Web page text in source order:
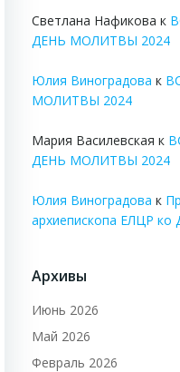
Светлана Нафикова к
ДЕНЬ МОЛИТВЫ 2024
Юлия Виноградова к
МОЛИТВЫ 2024
Мария Василевская к
ДЕНЬ МОЛИТВЫ 2024
Юлия Виноградова к
архиепископа ЕЛЦР
Архивы
Июнь 2026
Май 2026
Февраль 2026